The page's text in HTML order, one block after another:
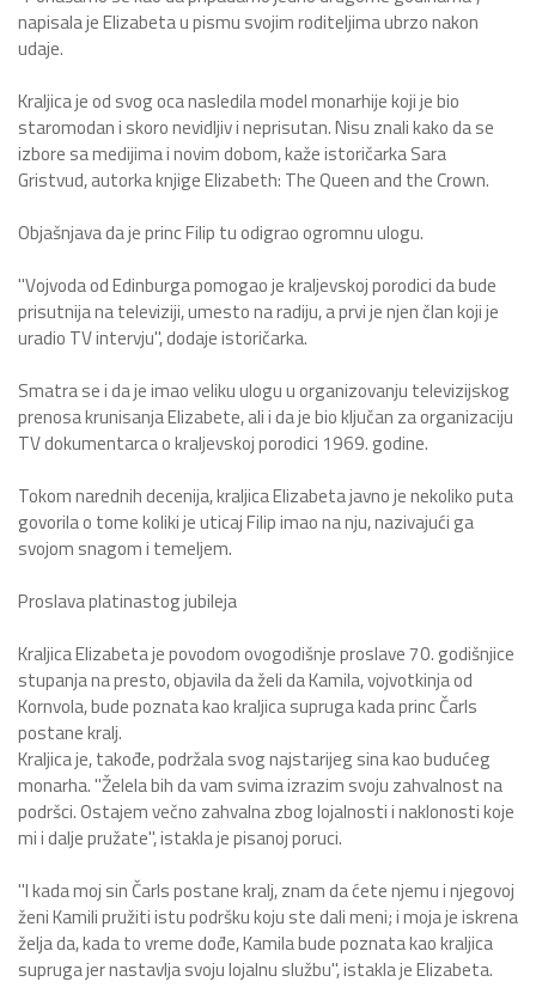
napisala je Elizabeta u pismu svojim roditeljima ubrzo nakon
udaje.
Kraljica je od svog oca nasledila model monarhije koji je bio
staromodan i skoro nevidljiv i neprisutan. Nisu znali kako da se
izbore sa medijima i novim dobom, kaže istoričarka Sara
Gristvud, autorka knjige Elizabeth: The Queen and the Crown.
Objašnjava da je princ Filip tu odigrao ogromnu ulogu.
"Vojvoda od Edinburga pomogao je kraljevskoj porodici da bude
prisutnija na televiziji, umesto na radiju, a prvi je njen član koji je
uradio TV intervju", dodaje istoričarka.
Smatra se i da je imao veliku ulogu u organizovanju televizijskog
prenosa krunisanja Elizabete, ali i da je bio ključan za organizaciju
TV dokumentarca o kraljevskoj porodici 1969. godine.
Tokom narednih decenija, kraljica Elizabeta javno je nekoliko puta
govorila o tome koliki je uticaj Filip imao na nju, nazivajući ga
svojom snagom i temeljem.
Proslava platinastog jubileja
Kraljica Elizabeta je povodom ovogodišnje proslave 70. godišnjice
stupanja na presto, objavila da želi da Kamila, vojvotkinja od
Kornvola, bude poznata kao kraljica supruga kada princ Čarls
postane kralj.
Kraljica je, takođe, podržala svog najstarijeg sina kao budućeg
monarha. "Želela bih da vam svima izrazim svoju zahvalnost na
podršci. Ostajem večno zahvalna zbog lojalnosti i naklonosti koje
mi i dalje pružate", istakla je pisanoj poruci.
"I kada moj sin Čarls postane kralj, znam da ćete njemu i njegovoj
ženi Kamili pružiti istu podršku koju ste dali meni; i moja je iskrena
želja da, kada to vreme dođe, Kamila bude poznata kao kraljica
supruga jer nastavlja svoju lojalnu službu", istakla je Elizabeta.